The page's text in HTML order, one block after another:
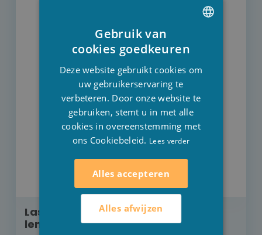
Las buitenhoeken 50 mm x 50 mm
lengte 2000 mm
ENGLISH
Gebruik van
cookies goedkeuren
Deze website gebruikt cookies om
uw gebruikerservaring te
verbeteren. Door onze website te
gebruiken, stemt u in met alle
cookies in overeenstemming met
ons Cookiebeleid. Lees verder
Alles accepteren
Alles afwijzen